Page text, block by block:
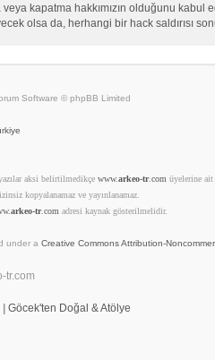
veya kapatma hakkımızın olduğunu
olsa da, herhangi bir hack saldırısı
Software © phpBB Limited
aksi belirtilmedikçe www.arkeo-tr.com üyelerine ait
kopyalanamaz ve yayınlanamaz.
arkeo-tr.com adresi kaynak gösterilmelidir.
under a Creative Commons Attribution-
tr.com
Göcek'ten Doğal & Atölye